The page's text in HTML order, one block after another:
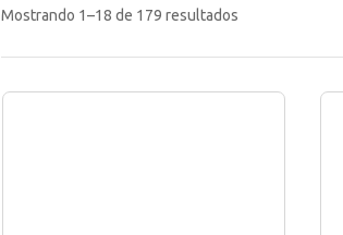
Mostrando 1–18 de 179 resultados